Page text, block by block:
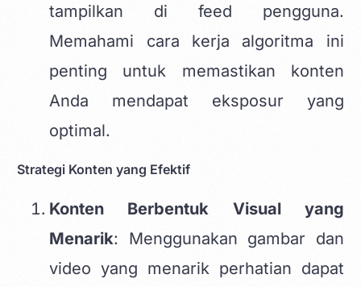
tampilkan di feed pengguna.
Memahami cara kerja algoritma ini
penting untuk memastikan konten
Anda mendapat eksposur yang
optimal.
Strategi Konten yang Efektif
Konten Berbentuk Visual yang
Menarik: Menggunakan gambar dan
video yang menarik perhatian dapat